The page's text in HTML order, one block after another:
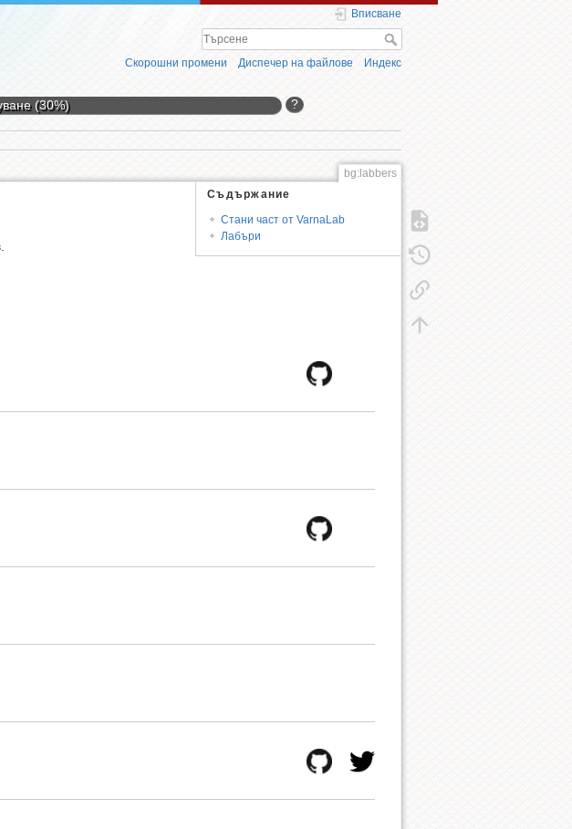
Вписване
Скорошни промени Диспечер на файлове Индекс
(30%) ?
bg:labbers
Съдържание
Стани част от VarnaLab
Лабъри
.